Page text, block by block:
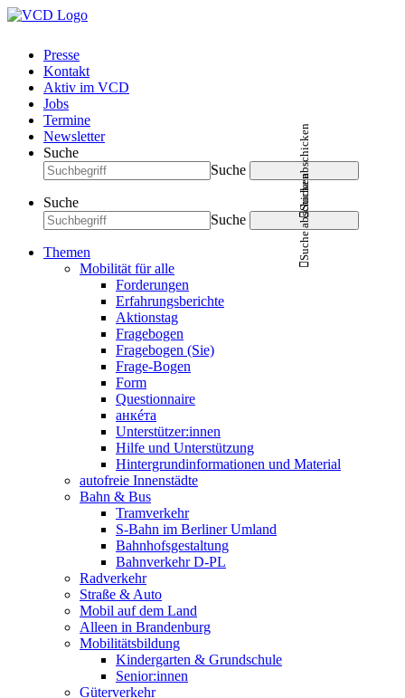
Presse
Kontakt
Aktiv im VCD
Jobs
Termine
Newsletter
Suche
Suche
Suche abschicken
Suche
Suche
Suche abschicken
Themen
Mobilität für alle
Forderungen
Erfahrungsberichte
Aktionstag
Fragebogen
Fragebogen (Sie)
Frage-Bogen
Form
Questionnaire
анкéта
Unterstützer:innen
Hilfe und Unterstützung
Hintergrundinformationen und Material
autofreie Innenstädte
Bahn & Bus
Tramverkehr
S-Bahn im Berliner Umland
Bahnhofsgestaltung
Bahnverkehr D-PL
Radverkehr
Straße & Auto
Mobil auf dem Land
Alleen in Brandenburg
Mobilitätsbildung
Kindergarten & Grundschule
Senior:innen
Güterverkehr